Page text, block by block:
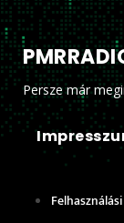
Persze már